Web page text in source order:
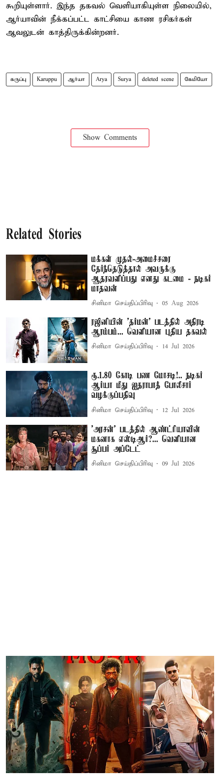
கூறியுள்ளார். இந்த தகவல் வெளியாகியுள்ள நிலையில்,
ஆர்யாவின் நீக்கப்பட்ட காட்சியை காண ரசிகர்கள்
ஆவலுடன் காத்திருக்கின்றனர்.
கருப்பு Karuppu ஆர்யா Arya Surya deleted scene கேமியோ
Show Comments
Related Stories
மக்கள் முதல்-அமைச்சரை
தேர்ந்தெடுத்தால் அவருக்கு
ஆதரவளிப்பது எனது கடமை - நடிகர்
மாதவன்
சினிமா செய்திப்பிரிவு 05 Aug 2026
ரஜினியின் 'தர்மன்' படத்தில் அதிரடி
ஆரம்பம்... வெளியான புதிய தகவல்
சினிமா செய்திப்பிரிவு 14 Jul 2026
ரூ.1.80 கோடி பண மோசடி!.. நடிகர்
ஆர்யா மீது ஐதராபாத் போலீசார்
வழக்குப்பதிவு
சினிமா செய்திப்பிரிவு 12 Jul 2026
'அரசன்' படத்தில் ஆண்ட்ரியாவின்
மகனாக எஸ்டிஆர்?... வெளியான
சூப்பர் அப்டேட்
சினிமா செய்திப்பிரிவு 09 Jul 2026